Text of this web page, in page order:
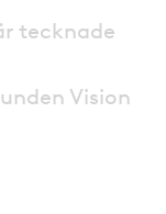
tecknade
Vision